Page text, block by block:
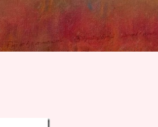
Skip to main content